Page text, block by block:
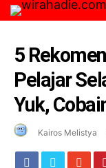
5
Pelajar
Yuk,
Kairos Melistya